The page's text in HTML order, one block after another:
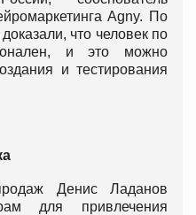
Agny. По
что человек по
и это можно
и тестирования
Денис Ладанов
для привлечения